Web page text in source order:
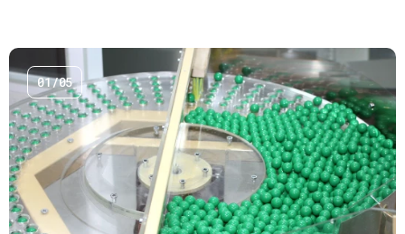
01/05
Возникли вопросы?
Оставьте свои контакты и
мы свяжемся с вами
СВЯЗАТЬСЯ